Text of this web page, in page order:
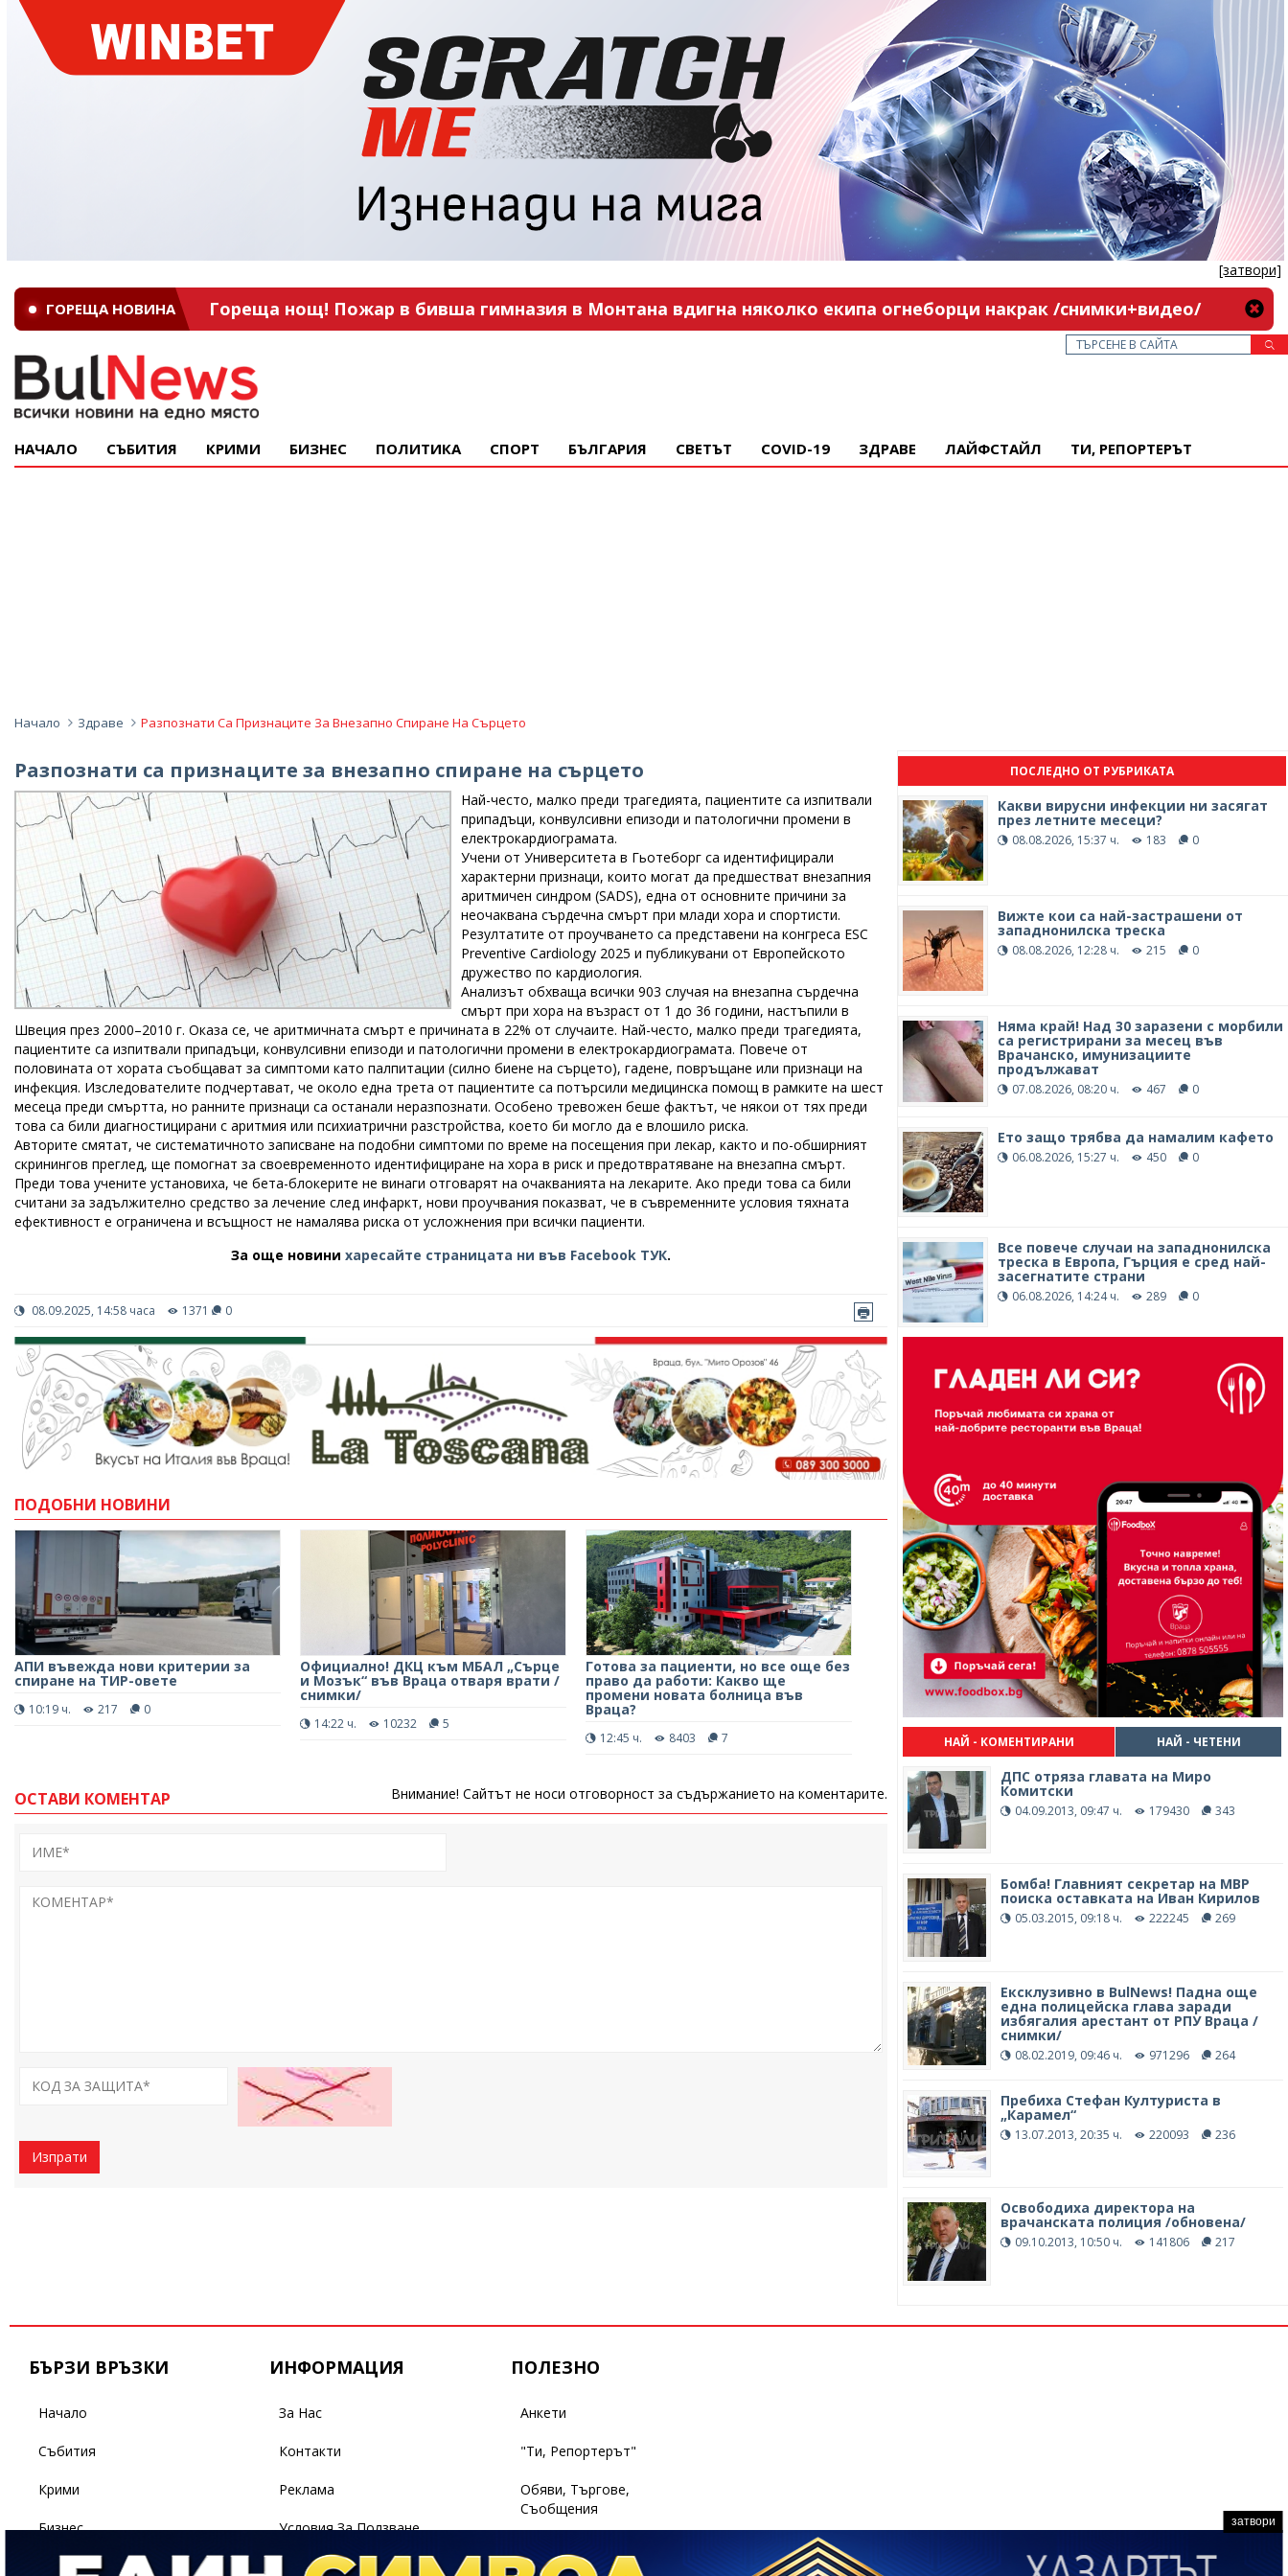
[затвори]
ГОРЕЩА НОВИНА Гореща нощ! Пожар в бивша гимназия в Монтана вдигна няколко екипа огнеборци накрак /снимки+видео/
НАЧАЛО СЪБИТИЯ КРИМИ БИЗНЕС ПОЛИТИКА СПОРТ БЪЛГАРИЯ СВЕТЪТ COVID-19 ЗДРАВЕ ЛАЙФСТАЙЛ ТИ, РЕПОРТЕРЪТ
Начало Здраве Разпознати Са Признаците За Внезапно Спиране На Сърцето
Разпознати са признаците за внезапно спиране на сърцето
Най-често, малко преди трагедията, пациентите са изпитвали
припадъци, конвулсивни епизоди и патологични промени в
електрокардиограмата.
Учени от Университета в Гьотеборг са идентифицирали
характерни признаци, които могат да предшестват внезапния
аритмичен синдром (SADS), една от основните причини за
неочаквана сърдечна смърт при млади хора и спортисти.
Резултатите от проучването са представени на конгреса ESC
Preventive Cardiology 2025 и публикувани от Европейското
дружество по кардиология.
Анализът обхваща всички 903 случая на внезапна сърдечна
смърт при хора на възраст от 1 до 36 години, настъпили в
Швеция през 2000–2010 г. Оказа се, че аритмичната смърт е причината в 22% от случаите. Най-често, малко преди трагедията,
пациентите са изпитвали припадъци, конвулсивни епизоди и патологични промени в електрокардиограмата. Повече от
половината от хората съобщават за симптоми като палпитации (силно биене на сърцето), гадене, повръщане или признаци на
инфекция. Изследователите подчертават, че около една трета от пациентите са потърсили медицинска помощ в рамките на шест
месеца преди смъртта, но ранните признаци са останали неразпознати. Особено тревожен беше фактът, че някои от тях преди
това са били диагностицирани с аритмия или психиатрични разстройства, което би могло да е влошило риска.
Авторите смятат, че систематичното записване на подобни симптоми по време на посещения при лекар, както и по-обширният
скринингов преглед, ще помогнат за своевременното идентифициране на хора в риск и предотвратяване на внезапна смърт.
Преди това учените установиха, че бета-блокерите не винаги отговарят на очакванията на лекарите. Ако преди това са били
считани за задължително средство за лечение след инфаркт, нови проучвания показват, че в съвременните условия тяхната
ефективност е ограничена и всъщност не намалява риска от усложнения при всички пациенти.
За още новинихаресайте страницата ни във Facebook ТУК.
08.09.2025, 14:58 часа 1371 0
ПОДОБНИ НОВИНИ
АПИ въвежда нови критерии за
спиране на ТИР-овете
10:19 ч. 217 0
Официално! ДКЦ към МБАЛ „Сърце
и Мозък“ във Враца отваря врати /
снимки/
14:22 ч. 10232 5
Готова за пациенти, но все още без
право да работи: Какво ще
промени новата болница във
Враца?
12:45 ч. 8403 7
ОСТАВИ КОМЕНТАР Внимание! Сайтът не носи отговорност за съдържанието на коментарите.
Изпрати
ПОСЛЕДНО ОТ РУБРИКАТА
Какви вирусни инфекции ни засягат
през летните месеци?
08.08.2026, 15:37 ч. 183 0
Вижте кои са най-застрашени от
западнонилска треска
08.08.2026, 12:28 ч. 215 0
Няма край! Над 30 заразени с морбили
са регистрирани за месец във
Врачанско, имунизациите
продължават
07.08.2026, 08:20 ч. 467 0
Ето защо трябва да намалим кафето
06.08.2026, 15:27 ч. 450 0
Все повече случаи на западнонилска
треска в Европа, Гърция е сред най-
засегнатите страни
06.08.2026, 14:24 ч. 289 0
НАЙ - КОМЕНТИРАНИ НАЙ - ЧЕТЕНИ
ДПС отряза главата на Миро
Комитски
04.09.2013, 09:47 ч. 179430 343
Бомба! Главният секретар на МВР
поиска оставката на Иван Кирилов
05.03.2015, 09:18 ч. 222245 269
Ексклузивно в BulNews! Падна още
една полицейска глава заради
избягалия арестант от РПУ Враца /
снимки/
08.02.2019, 09:46 ч. 971296 264
Пребиха Стефан Културиста в
„Карамел“
13.07.2013, 20:35 ч. 220093 236
Освободиха директора на
врачанската полиция /обновена/
09.10.2013, 10:50 ч. 141806 217
БЪРЗИ ВРЪЗКИ
Начало
Събития
Крими
Бизнес
Политика
ИНФОРМАЦИЯ
За Нас
Контакти
Реклама
Условия За Ползване
Поверителност
ПОЛЕЗНО
Анкети
"Ти, Репортерът"
Обяви, Търгове,
Съобщения
затвори